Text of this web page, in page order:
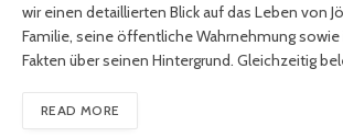
wir einen detaillierten Blick auf das Leben von
Familie, seine öffentliche Wahrnehmung
Fakten über seinen Hintergrund. Gleichzeitig
READ MORE